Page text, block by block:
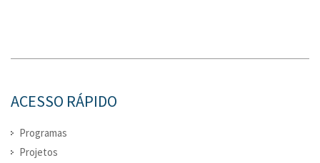
ACESSO RÁPIDO
Programas
Projetos